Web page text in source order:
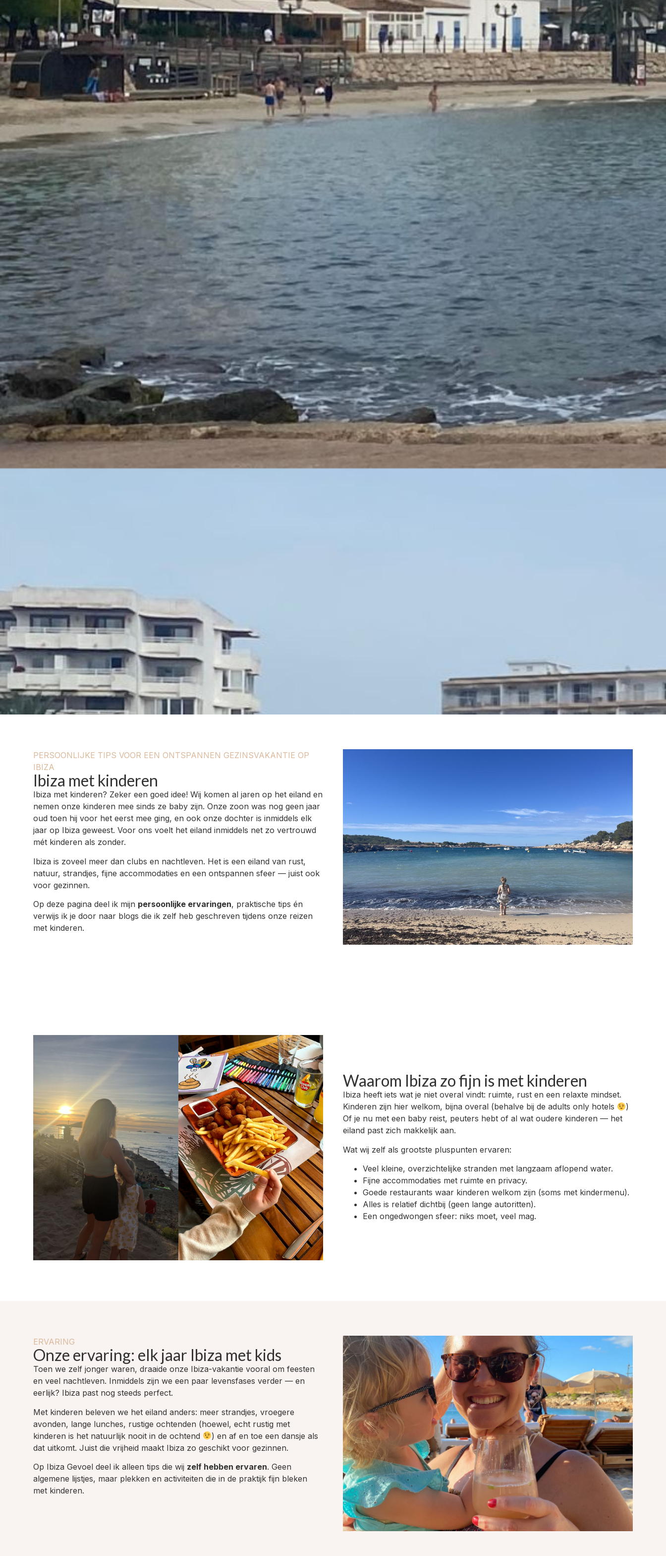
PERSOONLIJKE TIPS VOOR EEN ONTSPANNEN GEZINSVAKANTIE OP
IBIZA
Ibiza met kinderen
Ibiza met kinderen? Zeker een goed idee! Wij komen al jaren op het eiland en
nemen onze kinderen mee sinds ze baby zijn. Onze zoon was nog geen jaar
oud toen hij voor het eerst mee ging, en ook onze dochter is inmiddels elk
jaar op Ibiza geweest. Voor ons voelt het eiland inmiddels net zo vertrouwd
mét kinderen als zonder.
Ibiza is zoveel meer dan clubs en nachtleven. Het is een eiland van rust,
natuur, strandjes, fijne accommodaties en een ontspannen sfeer — juist ook
voor gezinnen.
Op deze pagina deel ik mijn persoonlijke ervaringen, praktische tips én
verwijs ik je door naar blogs die ik zelf heb geschreven tijdens onze reizen
met kinderen.
Waarom Ibiza zo fijn is met kinderen
Ibiza heeft iets wat je niet overal vindt: ruimte, rust en een relaxte mindset.
Kinderen zijn hier welkom, bijna overal (behalve bij de adults only hotels
)
Of je nu met een baby reist, peuters hebt of al wat oudere kinderen — het
eiland past zich makkelijk aan.
Wat wij zelf als grootste pluspunten ervaren:
Veel kleine, overzichtelijke stranden met langzaam aflopend water.
Fijne accommodaties met ruimte en privacy.
Goede restaurants waar kinderen welkom zijn (soms met kindermenu).
Alles is relatief dichtbij (geen lange autoritten).
Een ongedwongen sfeer: niks moet, veel mag.
ERVARING
Onze ervaring: elk jaar Ibiza met kids
Toen we zelf jonger waren, draaide onze Ibiza-vakantie vooral om feesten
en veel nachtleven. Inmiddels zijn we een paar levensfases verder — en
eerlijk? Ibiza past nog steeds perfect.
Met kinderen beleven we het eiland anders: meer strandjes, vroegere
avonden, lange lunches, rustige ochtenden (hoewel, echt rustig met
kinderen is het natuurlijk nooit in de ochtend
) en af en toe een dansje als
dat uitkomt. Juist die vrijheid maakt Ibiza zo geschikt voor gezinnen.
Op Ibiza Gevoel deel ik alleen tips die wij zelf hebben ervaren. Geen
algemene lijstjes, maar plekken en activiteiten die in de praktijk fijn bleken
met kinderen.